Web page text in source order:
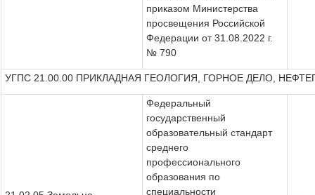
приказом Министерства
просвещения Российской
Федерации от 31.08.2022 г.
№ 790
УГПС 21.00.00 ПРИКЛАДНАЯ ГЕОЛОГИЯ, ГОРНОЕ ДЕЛО,
Федеральный
государственный
образовательный стандарт
среднего
профессионального
образования по
специальности